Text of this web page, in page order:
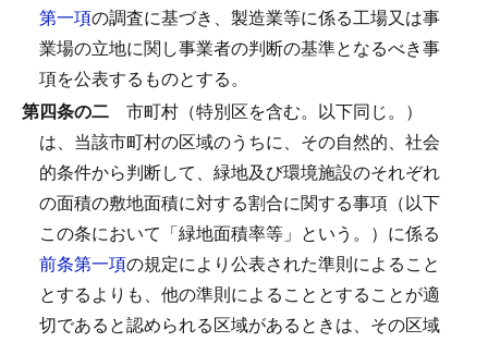
第一項の調査に基づき、製造業等に係る工場又は事
業場の立地に関し事業者の判断の基準となるべき事
項を公表するものとする。
第四条の二 市町村（特別区を含む。以下同じ。）
は、当該市町村の区域のうちに、その自然的、社会
的条件から判断して、緑地及び環境施設のそれぞれ
の面積の敷地面積に対する割合に関する事項（以下
この条において「緑地面積率等」という。）に係る
前条第一項の規定により公表された準則によること
とするよりも、他の準則によることとすることが適
切であると認められる区域があるときは、その区域